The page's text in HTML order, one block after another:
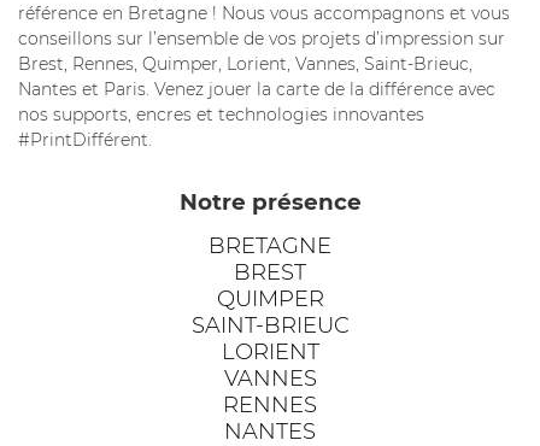
référence en Bretagne ! Nous vous accompagnons et vous
conseillons sur l’ensemble de vos projets d’impression sur
Brest, Rennes, Quimper, Lorient, Vannes, Saint-Brieuc,
Nantes et Paris. Venez jouer la carte de la différence avec
nos supports, encres et technologies innovantes
#PrintDifférent.
Notre présence
BRETAGNE
BREST
QUIMPER
SAINT-BRIEUC
LORIENT
VANNES
RENNES
NANTES